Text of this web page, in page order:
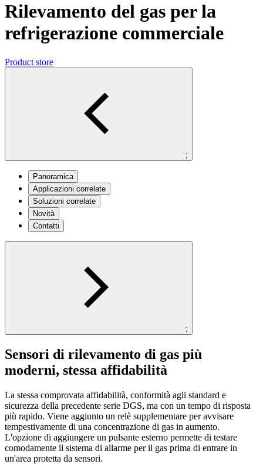
Rilevamento del gas per la
refrigerazione commerciale
Product store
;
Panoramica
Applicazioni correlate
Soluzioni correlate
Novità
Contatti
;
Sensori di rilevamento di gas più
moderni, stessa affidabilità
La stessa comprovata affidabilità, conformità agli standard e
sicurezza della precedente serie DGS, ma con un tempo di risposta
più rapido. Viene aggiunto un relè supplementare per avvisare
tempestivamente di una concentrazione di gas in aumento.
L'opzione di aggiungere un pulsante esterno permette di testare
comodamente il sistema di allarme per il gas prima di entrare in
un'area protetta da sensori.